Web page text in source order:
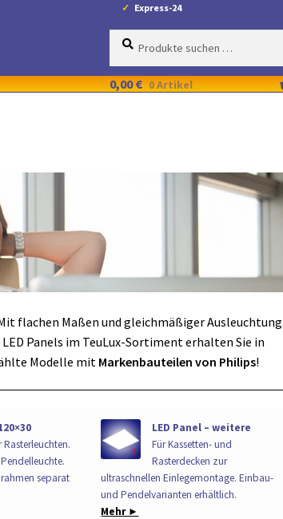
Express-24
Suche
Suchen
0,00€ 0 Artikel
flachen Maßen und gleichmäßiger Ausleuchtung
Panels im TeuLux-Sortiment erhalten Sie in
Modelle mit Markenbauteilen von Philips!
Rasterleuchten.
separat
LED Panel – weitere
Für Kassetten- und
Rasterdecken zur
ultraschnellen Einlegemontage. Einbau-
und Pendelvarianten erhältlich.
Mehr ►